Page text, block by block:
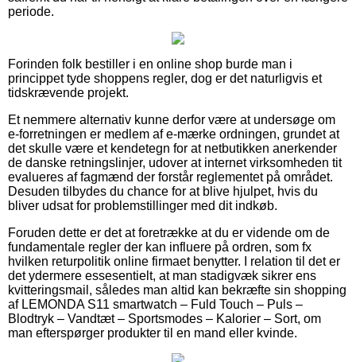
periode.
Forinden folk bestiller i en online shop burde man i
princippet tyde shoppens regler, dog er det naturligvis et
tidskrævende projekt.
Et nemmere alternativ kunne derfor være at undersøge om
e-forretningen er medlem af e-mærke ordningen, grundet at
det skulle være et kendetegn for at netbutikken anerkender
de danske retningslinjer, udover at internet virksomheden tit
evalueres af fagmænd der forstår reglementet på området.
Desuden tilbydes du chance for at blive hjulpet, hvis du
bliver udsat for problemstillinger med dit indkøb.
Foruden dette er det at foretrække at du er vidende om de
fundamentale regler der kan influere på ordren, som fx
hvilken returpolitik online firmaet benytter. I relation til det er
det ydermere essesentielt, at man stadigvæk sikrer ens
kvitteringsmail, således man altid kan bekræfte sin shopping
af LEMONDA S11 smartwatch – Fuld Touch – Puls –
Blodtryk – Vandtæt – Sportsmodes – Kalorier – Sort, om
man efterspørger produkter til en mand eller kvinde.